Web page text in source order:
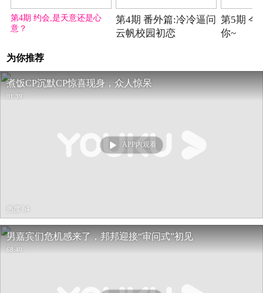
第4期 约会,是天意还是心
意？
第4期 番外篇:冷冷逼问
云帆校园初恋
第5期 今
你~
为你推荐
煮饭CP沉默CP惊喜现身，众人惊呆
01:39
APP内观看
热度 64
男嘉宾们危机感来了，邦邦迎接“审问式”初见
68:40